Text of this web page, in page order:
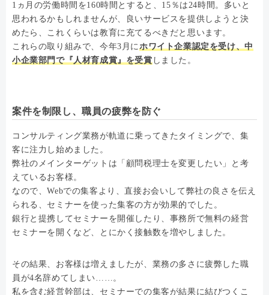
1ヵ月の労働時間を160時間とすると、15％は24時間。多いと
思われるかもしれませんが、良いサービスを提供しようと決
めたら、これくらいは教育に充てるべきだと思います。
これらの取り組みで、今年3月にホワイト企業認定を受け、中
小企業部門で『人材育成賞』を受賞しました。
案件を制限し、職員の疲弊を防ぐ
コンサルティング業務が軌道に乗ってきたタイミングで、集
客に注力し始めました。
弊社のメインターゲットは「顧問税理士を変更したい」と考
えているお客様。
なので、Webでの集客より、直接お会いして弊社の良さを伝え
られる、セミナーを使った集客の方が効果的でした。
銀行と提携してセミナーを開催したり、事務所で無料の経営
セミナーを開くなど、とにかく接触数を増やしました。
その結果、お客様は増えましたが、業務の多さに疲弊した職
員が4名辞めてしまい……。
私を含む経営幹部は、セミナーでの集客が結果に結びつくこ